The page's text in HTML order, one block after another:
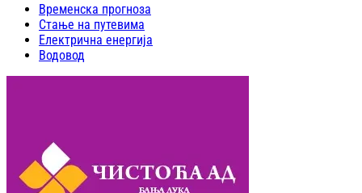
Временска прогноза
Стање на путевима
Електрична енергија
Водовод